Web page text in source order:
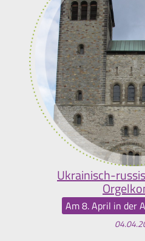
Ukrainisch-
Am 8. April in der